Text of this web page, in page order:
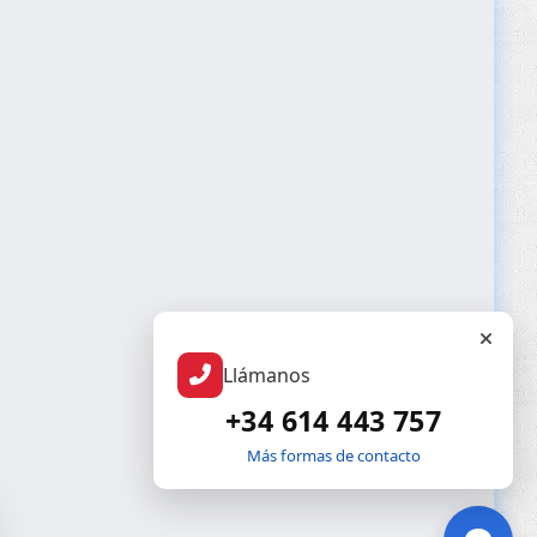
Llámanos
+34 614 443 757
Más formas de contacto